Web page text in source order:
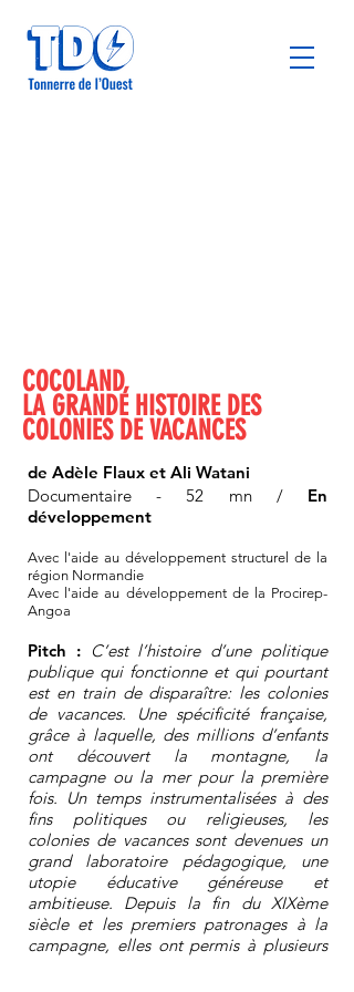
COCOLAND,
LA GRANDE HISTOIRE DES
COLONIES DE VACANCES
de Adèle Flaux et Ali Watani
Documentaire - 52 mn
/ En
développement
Avec l'aide au développement structurel de la
région Normandie​
Avec l'aide au développement de la Procirep-
Angoa
Pitch : C’est l’histoire d’une politique
publique qui fonctionne et qui pourtant
est en train de disparaître: les colonies
de vacances. Une spécificité française,
grâce à laquelle, des millions d’enfants
ont découvert la montagne, la
campagne ou la mer pour la première
fois. Un temps instrumentalisées à des
fins politiques ou religieuses, les
colonies de vacances sont devenues un
grand laboratoire pédagogique, une
utopie éducative généreuse et
ambitieuse. Depuis la fin du XIXème
siècle et les premiers patronages à la
campagne, elles ont permis à plusieurs